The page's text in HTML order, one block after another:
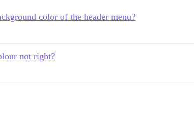
color of the header menu?
not right?